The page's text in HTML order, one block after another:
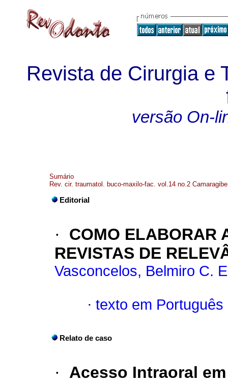
Revista de Cirurgia e
versão On-
Sumário
Rev. cir. traumatol. buco-maxilo-fac. vol.14 no.2
Editorial
·
COMO ELABORAR
REVISTAS DE
Vasconcelos, Belmiro C.
· texto em Português
Relato de caso
· Acesso Intraoral